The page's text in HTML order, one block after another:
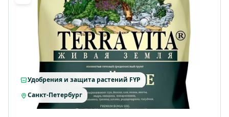
Удобрения и защита растений FYP
Санкт-Петербург